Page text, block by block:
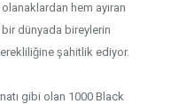
hem ayıran
dünyada bireylerin
şahitlik ediyor.
gibi olan 1000 Black